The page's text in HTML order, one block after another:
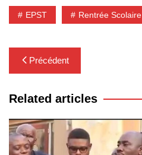
EPST Rentrée Scolaire
Navigation
de
l’article
Précédent
Related articles